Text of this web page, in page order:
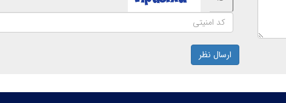
ارسال نظر